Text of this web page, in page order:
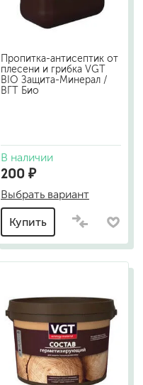
Пропитка-антисептик от
плесени и грибка VGT
BIO Защита-Минерал /
ВГТ Био
В наличии
200 ₽
Выбрать вариант
Купить